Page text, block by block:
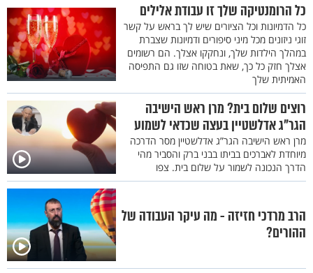
כל הרומנטיקה שלך זו עבודת אלילים
כל הדמיונות וכל הציורים שיש לך בראש על קשר
זוגי ניזונים מכל מיני סיפורים ודמיונות שצברת
במהלך הילדות שלך, ונחקקו אצלך. הם רשומים
אצלך חזק כל כך, שאת בטוחה שזו גם התפיסה
האמיתית שלך
רוצים שלום בית? מרן ראש הישיבה
הגר"ג אדלשטיין בעצה שכדאי לשמוע
מרן ראש הישיבה הגר”ג אדלשטיין מסר הדרכה
מיוחדת לאברכים בביתו בבני ברק והסביר מהי
הדרך הנכונה לשמור על שלום בית. צפו
הרב מרדכי חזיזה - מה עיקר העבודה של
ההורים?